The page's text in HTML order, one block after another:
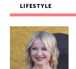
LIFESTYLE